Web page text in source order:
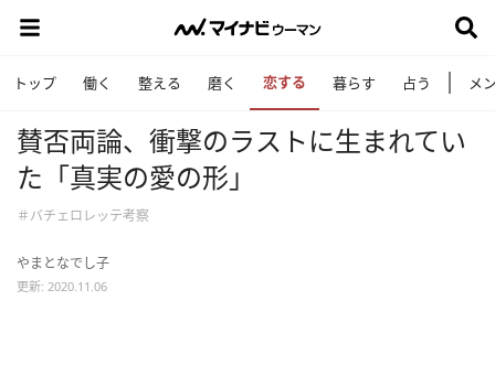
トップ 働く 整える 磨く 恋する 暮らす 占う メ
賛否両論、衝撃のラストに生まれてい
た「真実の愛の形」
＃バチェロレッテ考察
やまとなでし子
更新: 2020.11.06